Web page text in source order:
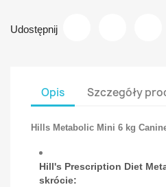
Udostępnij
Opis Szczegóły
Hills Metabolic Mini 6 kg
Hill's Prescription Diet
skrócie: